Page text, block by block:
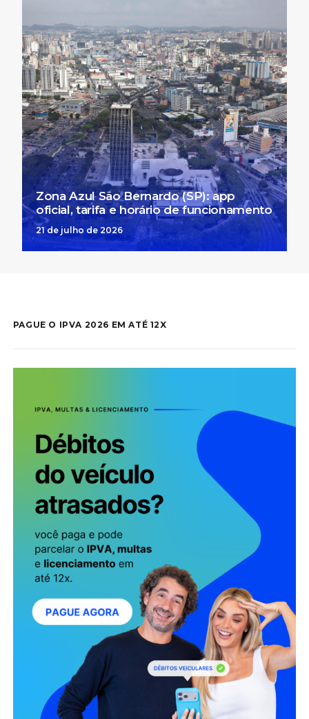
Zona Azul São Bernardo (SP): app
oficial, tarifa e horário de funcionamento
21 de julho de 2026
PAGUE O IPVA 2026 EM ATÉ 12X